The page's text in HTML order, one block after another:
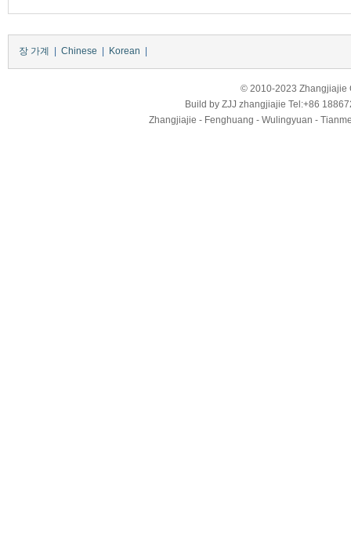
장 가계 Chinese Korean
© 2010-2023 Zhangjiajie
Build by ZJJ zhangjiajie Tel:+86
Zhangjiajie - Fenghuang - Wulingyuan -